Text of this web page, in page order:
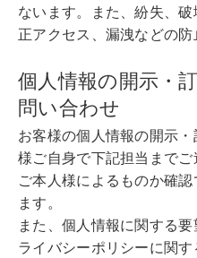
ないます。また、紛失、
正アクセス、漏洩などの防
個人情報の開示・
問い合わせ
お客様の個人情報の開示
様ご自身で下記担当までご
ご本人様によるものか確
ます。
また、個人情報に関する
ライバシーポリシーに関